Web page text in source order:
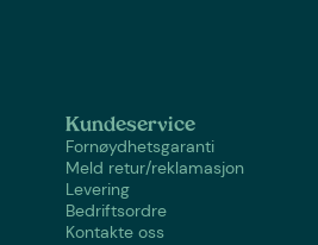
Kundeservice
Fornøydhetsgaranti
Meld retur/reklamasjon
Levering
Bedriftsordre
Kontakte oss